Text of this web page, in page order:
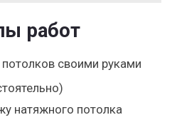
работ
натяжного потолка